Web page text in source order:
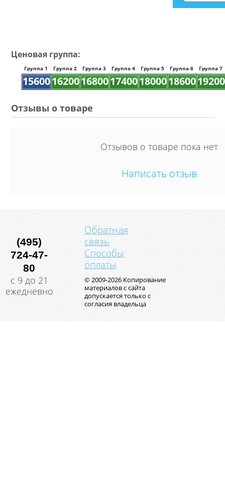
Ценовая группа:
Группа 1 Группа 2 Группа 3 Группа 4 Группа 5 Группа 6 Группа 7
15600162001680017400180001860019200
Отзывы о товаре
Отзывов о товаре пока нет
Написать отзыв
(495)
724-47-
80
с 9 до 21
ежедневно
Обратная
связь
Способы
оплаты
© 2009-2026 Копирование
материалов с сайта
допускается только с
согласия владельца